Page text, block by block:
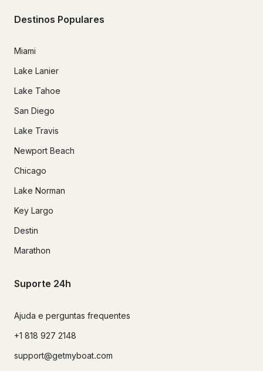
Destinos Populares
Miami
Lake Lanier
Lake Tahoe
San Diego
Lake Travis
Newport Beach
Chicago
Lake Norman
Key Largo
Destin
Marathon
Suporte 24h
Ajuda e perguntas frequentes
+1 818 927 2148
support@getmyboat.com